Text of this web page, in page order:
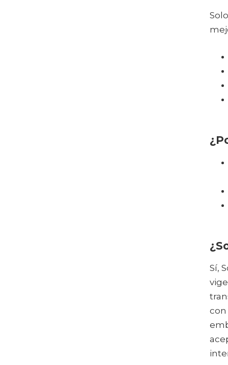
Sí,
con